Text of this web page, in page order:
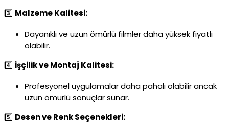
3️⃣ Malzeme Kalitesi:
Dayanıklı ve uzun ömürlü filmler daha yüksek fiyatlı
olabilir.
4️⃣ İşçilik ve Montaj Kalitesi:
Profesyonel uygulamalar daha pahalı olabilir ancak
uzun ömürlü sonuçlar sunar.
5️⃣ Desen ve Renk Seçenekleri: